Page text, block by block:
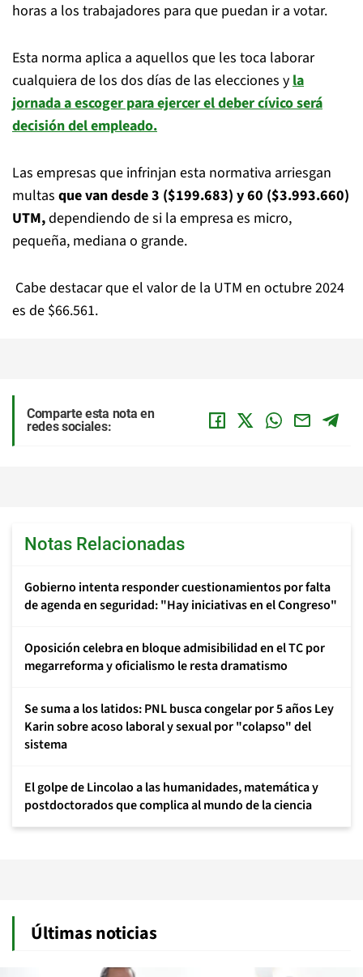
horas a los trabajadores para que puedan ir a votar.
Esta norma aplica a aquellos que les toca laborar
cualquiera de los dos días de las elecciones yla
jornada a escoger para ejercer el deber cívico será
decisión del empleado.
Las empresas que infrinjan esta normativa arriesgan
multas que van desde 3 ($199.683) y 60 ($3.993.660)
UTM,dependiendo de si la empresa es micro,
pequeña, mediana o grande.
Cabe destacar que el valor de la UTM en octubre 2024
es de $66.561.
Comparte esta nota en
redes sociales:
Notas Relacionadas
Gobierno intenta responder cuestionamientos por falta
de agenda en seguridad: "Hay iniciativas en el Congreso"
Oposición celebra en bloque admisibilidad en el TC por
megarreforma y oficialismo le resta dramatismo
Se suma a los latidos: PNL busca congelar por 5 años Ley
Karin sobre acoso laboral y sexual por "colapso" del
sistema
El golpe de Lincolao a las humanidades, matemática y
postdoctorados que complica al mundo de la ciencia
Últimas noticias